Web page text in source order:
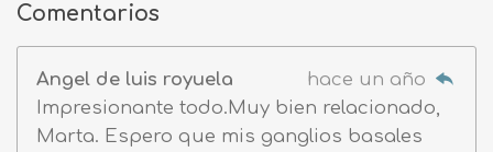
Comentarios
Angel de luis royuela
hace un año
Impresionante todo.Muy bien relacionado,
Marta. Espero que mis ganglios basales